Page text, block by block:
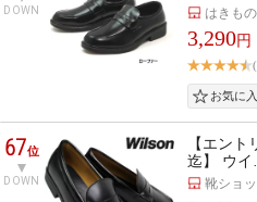
DOWN はきも
3,290円
67位
DOWN
【エン
迄】 ウイ
靴ショ